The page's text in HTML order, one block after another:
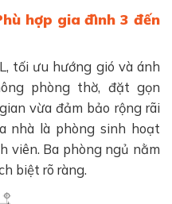
hợp gia đình 3 đến
tối ưu hướng gió và ánh
phòng thờ, đặt gọn
vừa đảm bảo rộng rãi
nhà là phòng sinh hoạt
viên. Ba phòng ngủ nằm
biệt rõ ràng.